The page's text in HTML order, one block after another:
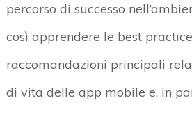
percorso di successo
così apprendere le best
raccomandazioni principali
di vita delle app mobile e, in